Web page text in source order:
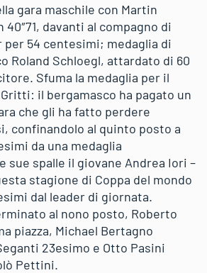
gara maschile con Martin
davanti al compagno di
per 54 centesimi; medaglia di
Roland Schloegl, attardato di 60
Sfuma la medaglia per il
il bergamasco ha pagato un
che gli ha fatto perdere
confinandolo al quinto posto a
da una medaglia
sue spalle il giovane Andrea Iori –
stagione di Coppa del mondo
dal leader di giornata.
al nono posto, Roberto
piazza, Michael Bertagno
23esimo e Otto Pasini
Pettini.